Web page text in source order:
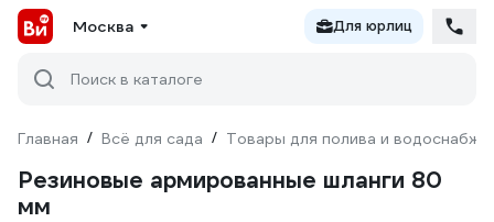
Москва Для юрлиц
Поиск в каталоге
Главная / Всё для сада / Товары для полива и
Резиновые армированные шланги 80
мм